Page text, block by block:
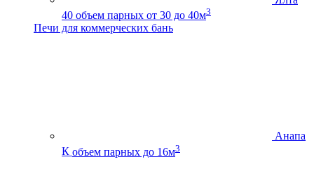
40 объем парных от 30 до 40м3
Печи для коммерческих бань
Анапа
К объем парных до 16м3